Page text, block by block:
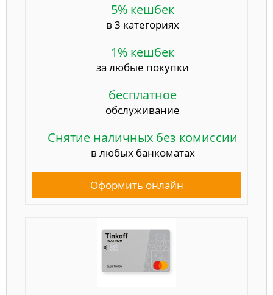
5% кешбек
в 3 категориях
1% кешбек
за любые покупки
бесплатное
обслуживание
Снятие наличных без комиссии
в любых банкоматах
Оформить онлайн